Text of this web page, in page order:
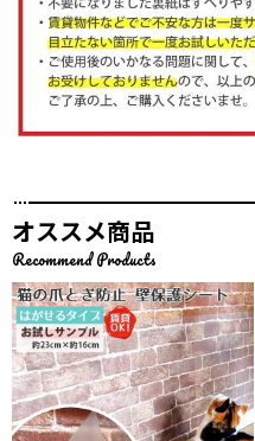
オススメ商品
Recommend Products